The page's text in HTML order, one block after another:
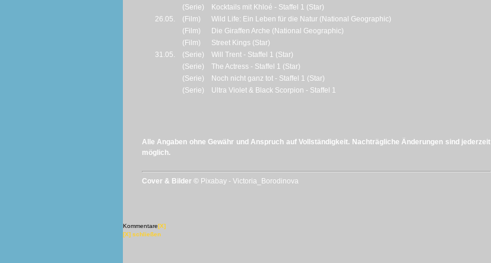
(Serie)
Kocktails mit Khloé - Staffel 1 (Star)
26.05.
(Film)
Wild Life: Ein Leben für die Natur (National Geographic)
(Film)
Die Giraffen Arche (National Geographic)
(Film)
Street Kings (Star)
31.05.
(Serie)
Will Trent - Staffel 1 (Star)
(Serie)
The Actress - Staffel 1 (Star)
(Serie)
Noch nicht ganz tot - Staffel 1 (Star)
(Serie)
Ultra Violet & Black Scorpion - Staffel 1
Alle Angaben ohne Gewähr und Anspruch auf Vollständigkeit. Nachträgliche Änderungen sind jederzeit
möglich.
Cover & Bilder © Pixabay - Victoria_Borodinova
Kommentare[X]
[X] schließen